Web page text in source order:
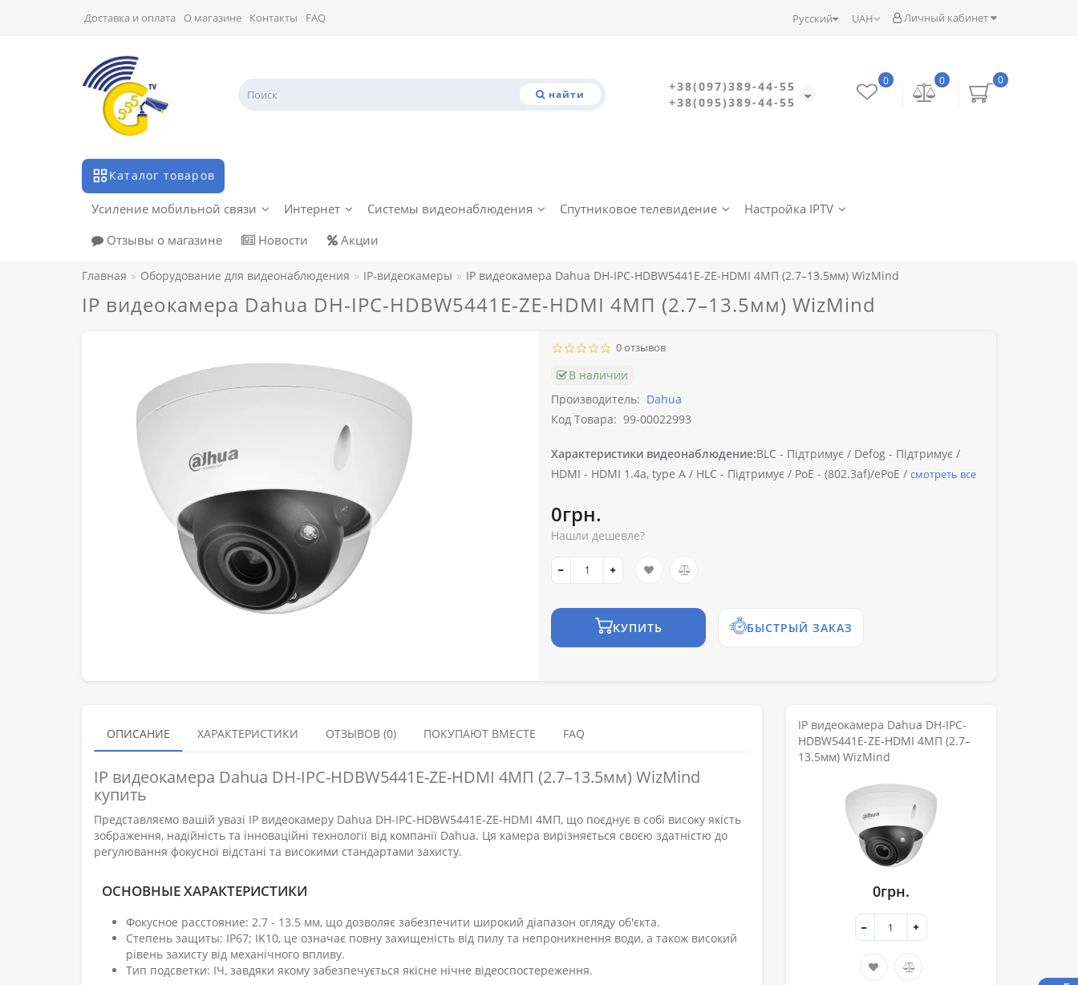
Личный кабинет
UAH
Русский
Доставка и оплата О магазине Контакты FAQ
найти
+38(097)389-44-55
+38(095)389-44-55
0
0
0
Каталог товаров
Усиление мобильной связи Интернет Системы видеонаблюдения Спутниковое телевидение
Настройка IPTV
Отзывы о магазине
Новости Акции
Главная Оборудование для видеонаблюдения IP-видеокамеры IP видеокамера Dahua DH-IPC-HDBW5441E-ZE-HDMI 4МП (2.7–13.5мм) WizMind
IP видеокамера Dahua DH-IPC-HDBW5441E-ZE-HDMI 4МП (2.7–13.5мм) WizMind
0 отзывов
В наличии
Производитель: Dahua
Код Товара: 99-00022993
Характеристики видеонаблюдение:BLC - Підтримує / Defog - Підтримує /
HDMI - HDMI 1.4a, type A / HLC - Підтримує / PoE - (802.3af)/ePoE / смотреть все
0грн.
Нашли дешевле?
КУПИТЬ БЫСТРЫЙ ЗАКАЗ
ОПИСАНИЕ ХАРАКТЕРИСТИКИ ОТЗЫВОВ (0) ПОКУПАЮТ ВМЕСТЕ FAQ
IP видеокамера Dahua DH-IPC-HDBW5441E-ZE-HDMI 4МП (2.7–13.5мм) WizMind
купить
Представляємо вашій увазі IP видеокамеру Dahua DH-IPC-HDBW5441E-ZE-HDMI 4МП, що поєднує в собі високу якість
зображення, надійність та інноваційні технології від компанії Dahua. Ця камера вирізняється своєю здатністю до
регулювання фокусної відстані та високими стандартами захисту.
ОСНОВНЫЕ ХАРАКТЕРИСТИКИ
Фокусное расстояние: 2.7 - 13.5 мм, що дозволяє забезпечити широкий діапазон огляду об'єкта.
Степень защиты: IP67; IK10, це означає повну захищеність від пилу та непроникнення води, а також високий
рівень захисту від механічного впливу.
Тип подсветки: ІЧ, завдяки якому забезпечується якісне нічне відеоспостереження.
IP видеокамера Dahua DH-IPC-
HDBW5441E-ZE-HDMI 4МП (2.7–
13.5мм) WizMind
0грн.